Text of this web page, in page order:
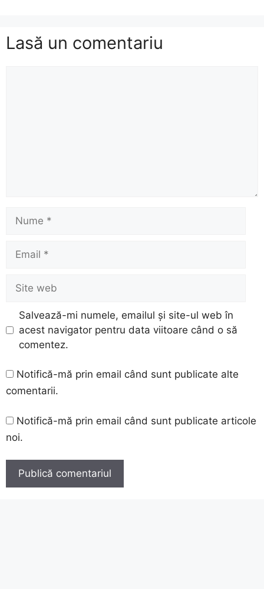
Lasă un comentariu
web
Salvează-mi numele, emailul și site-ul web în
acest navigator pentru data viitoare când o să
comentez.
Notifică-mă prin email când sunt publicate alte
comentarii.
Notifică-mă prin email când sunt publicate articole
noi.